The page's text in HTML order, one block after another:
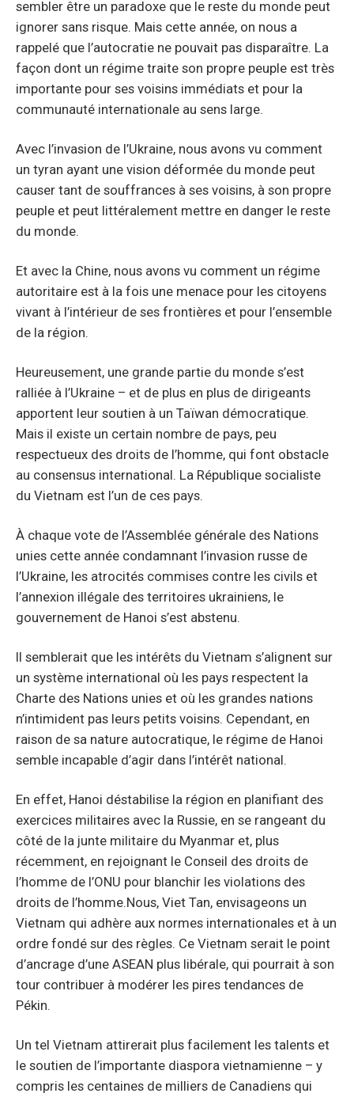
sembler être un paradoxe que le reste du monde peut
ignorer sans risque. Mais cette année, on nous a
rappelé que l’autocratie ne pouvait pas disparaître. La
façon dont un régime traite son propre peuple est très
importante pour ses voisins immédiats et pour la
communauté internationale au sens large.
Avec l’invasion de l’Ukraine, nous avons vu comment
un tyran ayant une vision déformée du monde peut
causer tant de souffrances à ses voisins, à son propre
peuple et peut littéralement mettre en danger le reste
du monde.
Et avec la Chine, nous avons vu comment un régime
autoritaire est à la fois une menace pour les citoyens
vivant à l’intérieur de ses frontières et pour l’ensemble
de la région.
Heureusement, une grande partie du monde s’est
ralliée à l’Ukraine – et de plus en plus de dirigeants
apportent leur soutien à un Taïwan démocratique.
Mais il existe un certain nombre de pays, peu
respectueux des droits de l’homme, qui font obstacle
au consensus international. La République socialiste
du Vietnam est l’un de ces pays.
À chaque vote de l’Assemblée générale des Nations
unies cette année condamnant l’invasion russe de
l’Ukraine, les atrocités commises contre les civils et
l’annexion illégale des territoires ukrainiens, le
gouvernement de Hanoi s’est abstenu.
Il semblerait que les intérêts du Vietnam s’alignent sur
un système international où les pays respectent la
Charte des Nations unies et où les grandes nations
n’intimident pas leurs petits voisins. Cependant, en
raison de sa nature autocratique, le régime de Hanoi
semble incapable d’agir dans l’intérêt national.
En effet, Hanoi déstabilise la région en planifiant des
exercices militaires avec la Russie, en se rangeant du
côté de la junte militaire du Myanmar et, plus
récemment, en rejoignant le Conseil des droits de
l’homme de l’ONU pour blanchir les violations des
droits de l’homme.Nous, Viet Tan, envisageons un
Vietnam qui adhère aux normes internationales et à un
ordre fondé sur des règles. Ce Vietnam serait le point
d’ancrage d’une ASEAN plus libérale, qui pourrait à son
tour contribuer à modérer les pires tendances de
Pékin.
Un tel Vietnam attirerait plus facilement les talents et
le soutien de l’importante diaspora vietnamienne – y
compris les centaines de milliers de Canadiens qui